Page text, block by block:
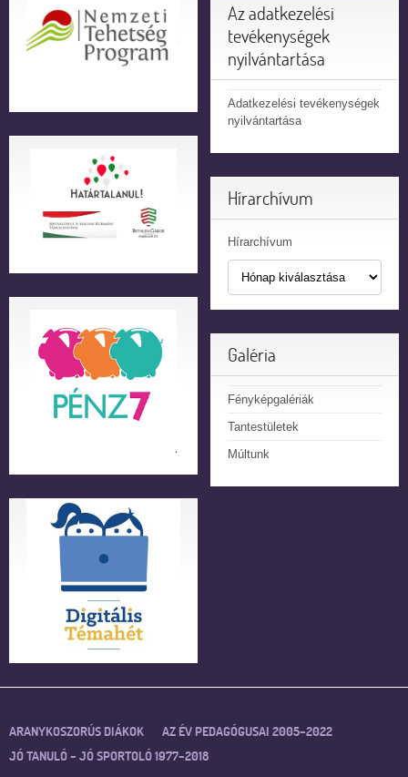
Az adatkezelési
tevékenységek
nyilvántartása
Adatkezelési tevékenységek
nyilvántartása
Hírarchívum
Hírarchívum
Galéria
Fényképgalériák
Tantestületek
Múltunk
ARANYKOSZORÚS DIÁKOK
AZ ÉV PEDAGÓGUSAI 2005–2022
JÓ TANULÓ – JÓ SPORTOLÓ 1977–2018